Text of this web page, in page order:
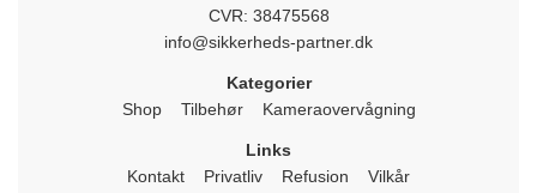
CVR: 38475568
info@sikkerheds-partner.dk
Kategorier
Shop
Tilbehør Kameraovervågning
Links
Kontakt
Privatliv Refusion Vilkår